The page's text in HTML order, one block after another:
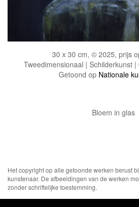
30 x 30 cm, © 2025, prijs
Tweedimensionaal | Schilderkunst
Getoond op Nationale
Bloem in glas
Het copyright op alle getoonde werken berust
kunstenaar. De afbeeldingen van de werken
zonder schriftelijke toestemming.